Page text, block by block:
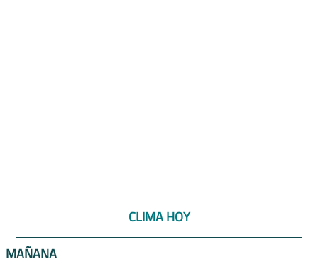
CLIMA HOY
MAÑANA